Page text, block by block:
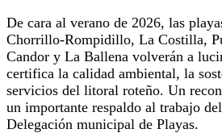
De cara al verano de 2026, las
Chorrillo-Rompidillo, La Costilla,
Candor y La Ballena volverán a
certifica la calidad ambiental, la
servicios del litoral roteño. Un
un importante respaldo al trabajo
Delegación municipal de Playas.